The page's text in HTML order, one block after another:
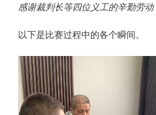
感谢裁判长等四位义工的辛勤劳动
以下是比赛过程中的各个瞬间。